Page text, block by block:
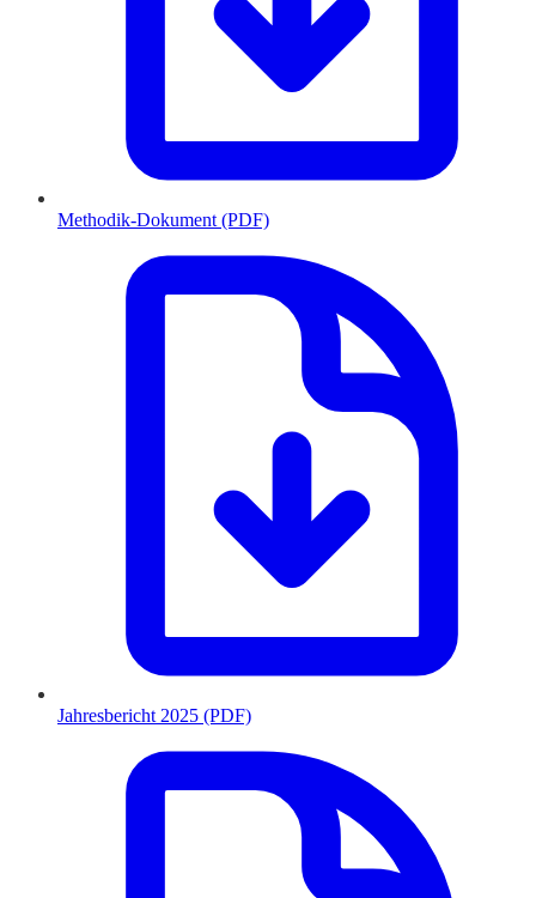
Methodik-Dokument (PDF)
Jahresbericht 2025 (PDF)